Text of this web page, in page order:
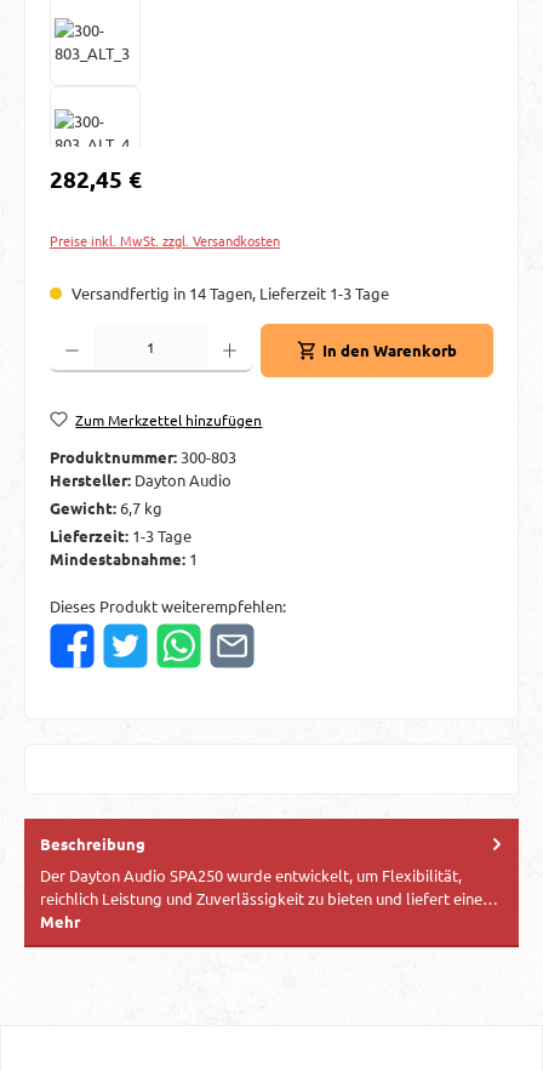
Regulärer Preis:
282,45 €
Preise inkl. MwSt. zzgl. Versandkosten
Versandfertig in 14 Tagen, Lieferzeit 1-3 Tage
Produkt Anzahl: Gib den gewünschten Wert ein oder benutze die Schaltflächen
In den Warenkorb
Zum Merkzettel hinzufügen
Produktnummer:300-803
Hersteller: Dayton Audio
Gewicht:6,7 kg
Lieferzeit: 1-3 Tage
Mindestabnahme: 1
Dieses Produkt weiterempfehlen:
Beschreibung
Der Dayton Audio SPA250 wurde entwickelt, um Flexibilität,
reichlich Leistung und Zuverlässigkeit zu bieten und liefert eine…
Mehr